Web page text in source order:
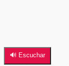
🔊 Escuchar